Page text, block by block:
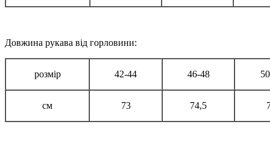
Довжина рукава від горловини:
розмір 42-44 46-48
см 73 74,5